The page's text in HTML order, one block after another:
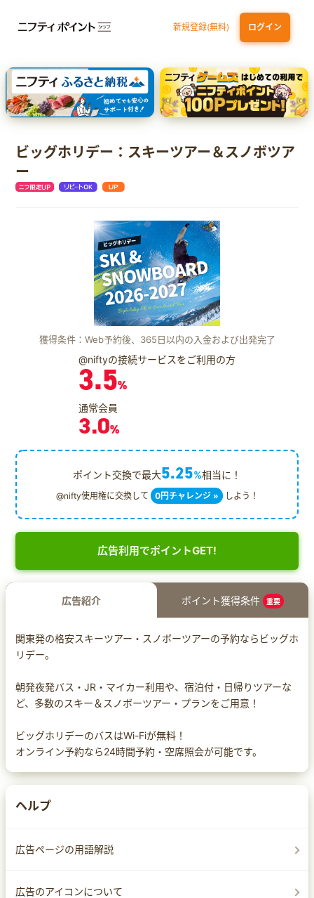
新規登録(無料) ログイン
dカード 九州カードNEXT JCB ORIGINAL SERIES：JCBカード S
三井住友カード ゴールド（NL）（家族カード発行）
【実質初月無料】DMM | Disney+(ディズニープラス) セットプラン
ビッグホリデー：スキーツアー＆スノボツア
ー
獲得条件：Web予約後、365日以内の入金および出発完了
@niftyの接続サービスをご利用の方
3.5%
通常会員
3.0%
ポイント交換で最大5.25%相当に！
@nifty使用権に交換して 0円チャレンジ » しよう！
広告利用でポイントGET!
広告紹介 ポイント獲得条件 重要
関東発の格安スキーツアー・スノボーツアーの予約ならビッグホ
リデー。
朝発夜発バス・JR・マイカー利用や、宿泊付・日帰りツアーな
ど、多数のスキー＆スノボーツアー・プランをご用意！
ビッグホリデーのバスはWi-Fiが無料！
オンライン予約なら24時間予約・空席照会が可能です。
ヘルプ
広告ページの用語解説
広告のアイコンについて